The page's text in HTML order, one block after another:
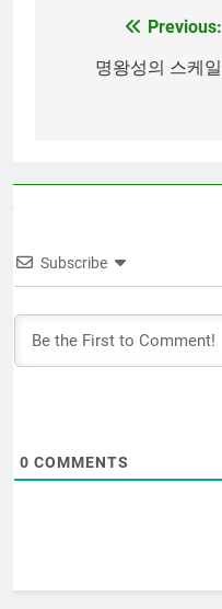
navigation
Previous:
명왕성의 스케일
Subscribe
0 COMMENTS